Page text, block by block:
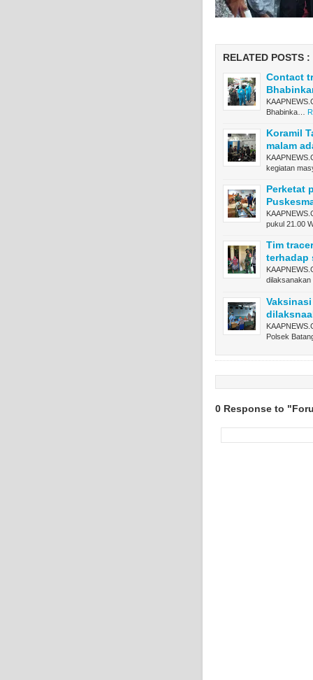
RELATED POSTS :
Contact
Bhabinka…
Koramil
malam
kegiatan
Perketat
pukul 21.00
Tim
terhadap
Polsek
0 Response to